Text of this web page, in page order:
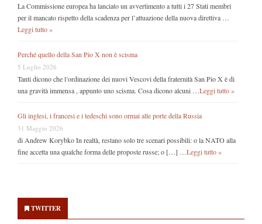
La Commissione europea ha lanciato un avvertimento a tutti i 27 Stati membri
per il mancato rispetto della scadenza per l’attuazione della nuova direttiva …
Leggi tutto »
Perché quello della San Pio X non è scisma
5 Luglio 2026
Tanti dicono che l’ordinazione dei nuovi Vescovi della fraternità San Pio X è di
una gravità immensa , appunto uno scisma. Cosa dicono alcuni … Leggi tutto »
Gli inglesi, i francesi e i tedeschi sono ormai alle porte della Russia
31 Maggio 2026
di Andrew Korybko In realtà, restano solo tre scenari possibili: o la NATO alla
fine accetta una qualche forma delle proposte russe; o […] … Leggi tutto »
Sidebar
TWITTER